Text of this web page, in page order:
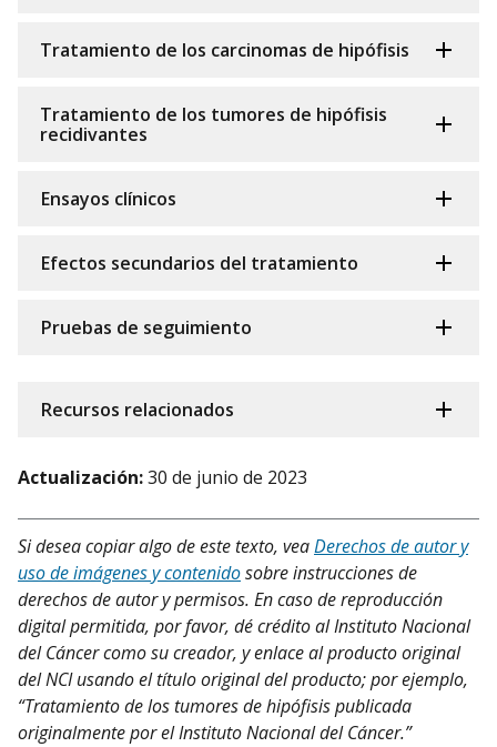
Tratamiento de los carcinomas de hipófisis
Tratamiento de los tumores de hipófisis
recidivantes
Ensayos clínicos
Efectos secundarios del tratamiento
Pruebas de seguimiento
Recursos relacionados
Actualización:30 de junio de 2023
Si desea copiar algo de este texto, veaDerechos de autor y
uso de imágenes y contenidosobre instrucciones de
derechos de autor y permisos. En caso de reproducción
digital permitida, por favor, dé crédito al Instituto Nacional
del Cáncer como su creador, y enlace al producto original
del NCI usando el título original del producto; por ejemplo,
“Tratamiento de los tumores de hipófisis publicada
originalmente por el Instituto Nacional del Cáncer.”